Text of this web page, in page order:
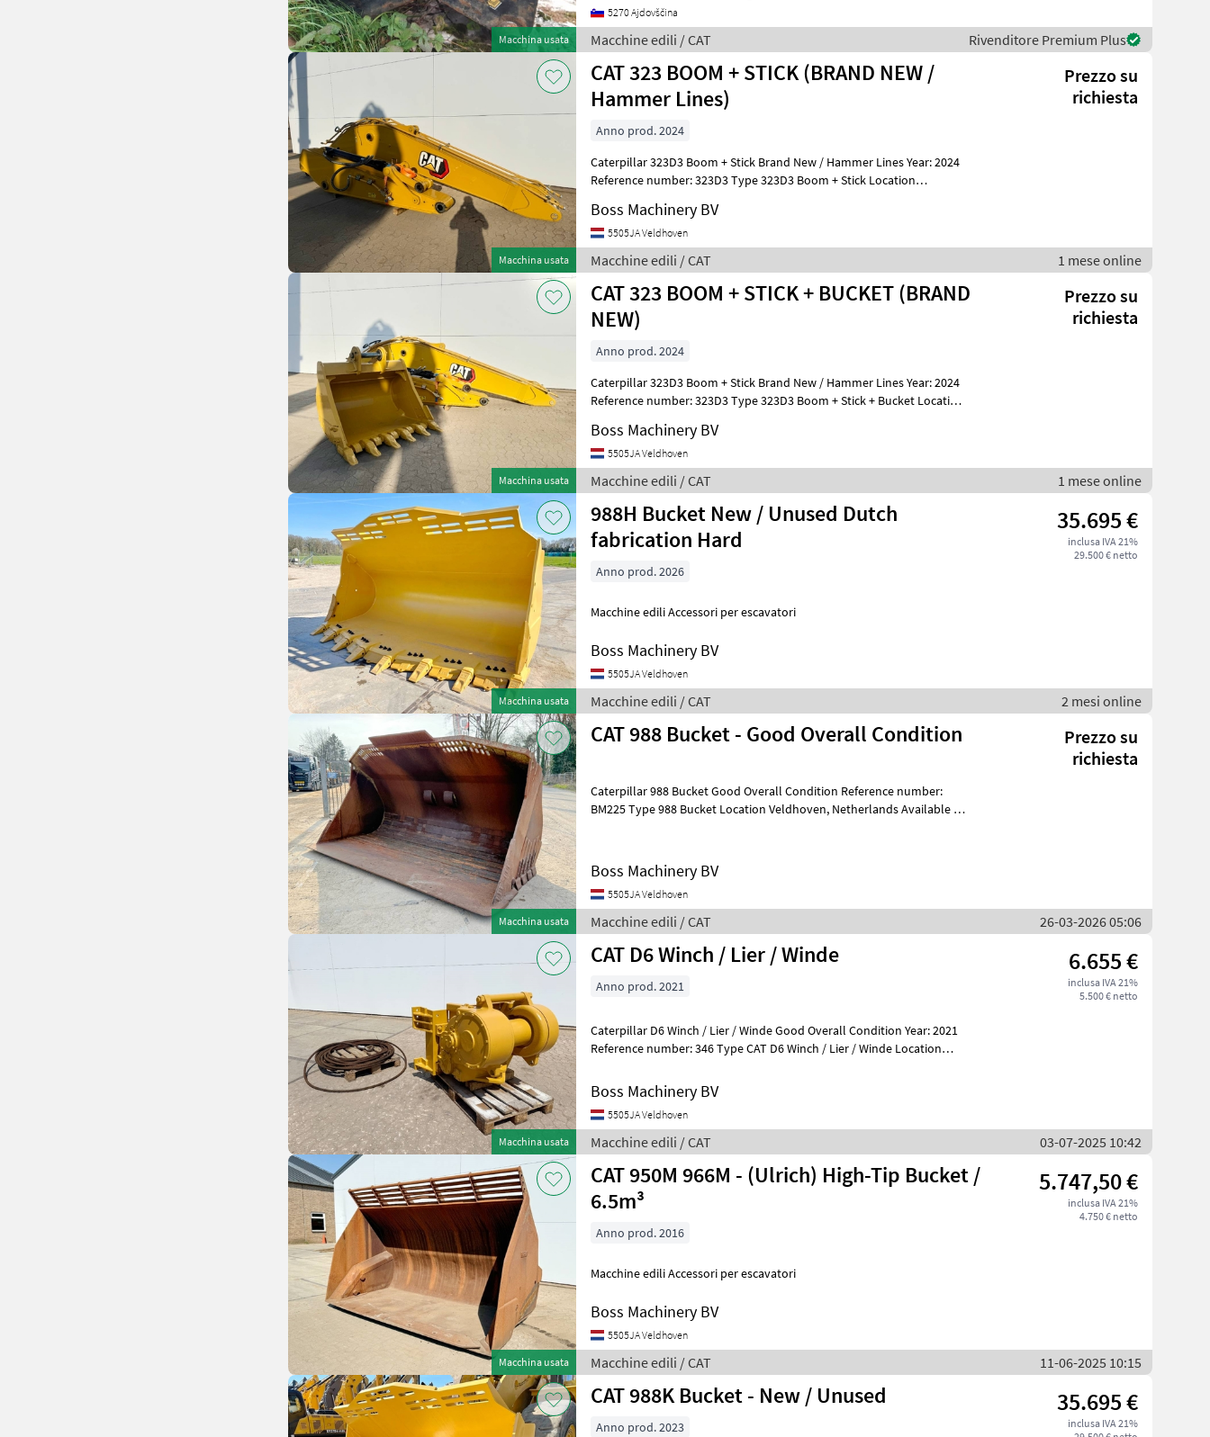
Macchina usata
5270 Ajdovščina
Macchine edili / CAT Rivenditore Premium Plus
Macchina usata
CAT 323 BOOM + STICK (BRAND NEW /
Hammer Lines)
Prezzo su
richiesta
Anno prod. 2024
Caterpillar 323D3 Boom + Stick Brand New / Hammer Lines Year: 2024
Reference number: 323D3 Type 323D3 Boom + Stick Location
Boss Machinery BV
5505JA Veldhoven
Macchine edili / CAT 1 mese online
Macchina usata
CAT 323 BOOM + STICK + BUCKET (BRAND
NEW)
Prezzo su
richiesta
Anno prod. 2024
Caterpillar 323D3 Boom + Stick Brand New / Hammer Lines Year: 2024
Reference number: 323D3 Type 323D3 Boom + Stick + Bucket Location
Boss Machinery BV
5505JA Veldhoven
Macchine edili / CAT 1 mese online
Macchina usata
988H Bucket New / Unused Dutch
fabrication Hard
35.695 €
inclusa IVA 21%
29.500 € netto
Anno prod. 2026
Macchine edili Accessori per escavatori
Boss Machinery BV
5505JA Veldhoven
Macchine edili / CAT 2 mesi online
Macchina usata
CAT 988 Bucket - Good Overall Condition
Prezzo su
richiesta
Caterpillar 988 Bucket Good Overall Condition Reference number:
BM225 Type 988 Bucket Location Veldhoven, Netherlands Available at
Boss Machinery BV
5505JA Veldhoven
Macchine edili / CAT 26-03-2026 05:06
Macchina usata
CAT D6 Winch / Lier / Winde 6.655 €
inclusa IVA 21%
5.500 € netto
Anno prod. 2021
Caterpillar D6 Winch / Lier / Winde Good Overall Condition Year: 2021
Reference number: 346 Type CAT D6 Winch / Lier / Winde Location
Boss Machinery BV
5505JA Veldhoven
Macchine edili / CAT 03-07-2025 10:42
Macchina usata
CAT 950M 966M - (Ulrich) High-Tip Bucket /
6.5m³
5.747,50 €
inclusa IVA 21%
4.750 € netto
Anno prod. 2016
Macchine edili Accessori per escavatori
Boss Machinery BV
5505JA Veldhoven
Macchine edili / CAT 11-06-2025 10:15
CAT 988K Bucket - New / Unused 35.695 €
inclusa IVA 21%
Anno prod. 2023